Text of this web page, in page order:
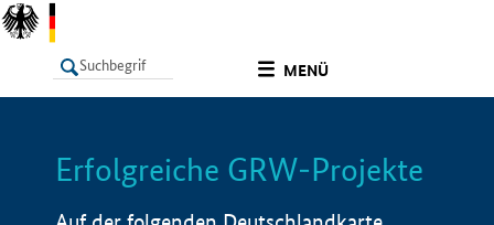
MENÜ
LISTE Info
Erfolgreiche GRW-Projekte